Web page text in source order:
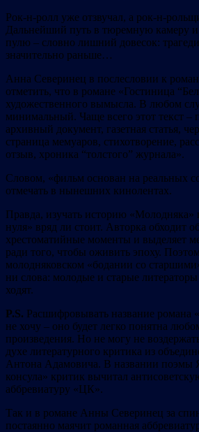
Рок-н-ролл уже отзвучал, а рок-н-
Дальнейший путь в тюремную камеру и
пулю – словно лишний довесок:
значительно раньше…
Анна Северинец в послесловии к
отметить, что в романе «Гостиница
художественного вымысла. В любом
минимальный. Чаще всего этот текст –
архивный документ, газетная статья,
страница мемуаров, стихотворение,
отзыв, хроника “толстого” журнала».
Словом, «фильм основан на реальных
отмечать в нынешних кинолентах.
Правда, изучать историю «Молодняка»
нуля» вряд ли стоит. Авторка обходит
хрестоматийные моменты и выделяет
ради того, чтобы оживить эпоху.
молодняковском «бодании со
ни слова: молодые и старые
ходят.
P.S. Расшифровывать название романа
не хочу – оно будет легко понятна
произведения. Но не могу не
духе литературного критика из
Антона Адамовича. В названии поэмы
консула» критик вычитал
аббревиатуру «ЦК».
Так и в романе Анны Северинец за
постаянно маячит романная